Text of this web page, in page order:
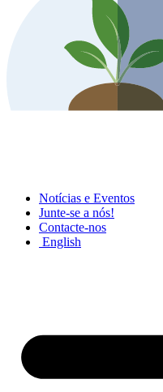
Notícias e Eventos
Junte-se a nós!
Contacte-nos
English